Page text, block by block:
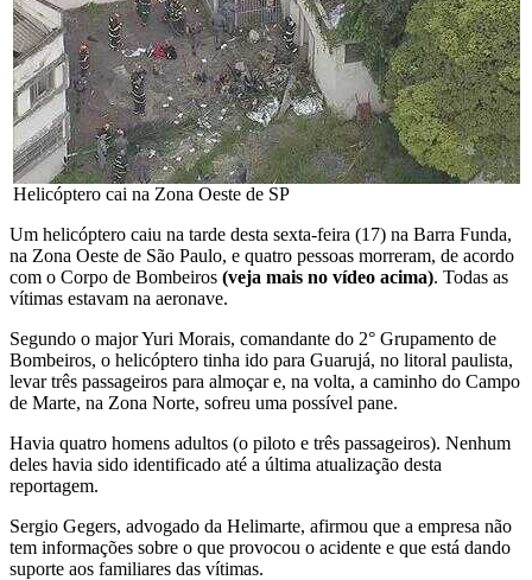
Helicóptero cai na Zona Oeste de SP
Um helicóptero caiu na tarde desta sexta-feira (17) na Barra Funda,
na Zona Oeste de São Paulo, e quatro pessoas morreram, de acordo
com o Corpo de Bombeiros (veja mais no vídeo acima). Todas as
vítimas estavam na aeronave.
Segundo o major Yuri Morais, comandante do 2° Grupamento de
Bombeiros, o helicóptero tinha ido para Guarujá, no litoral paulista,
levar três passageiros para almoçar e, na volta, a caminho do Campo
de Marte, na Zona Norte, sofreu uma possível pane.
Havia quatro homens adultos (o piloto e três passageiros). Nenhum
deles havia sido identificado até a última atualização desta
reportagem.
Sergio Gegers, advogado da Helimarte, afirmou que a empresa não
tem informações sobre o que provocou o acidente e que está dando
suporte aos familiares das vítimas.